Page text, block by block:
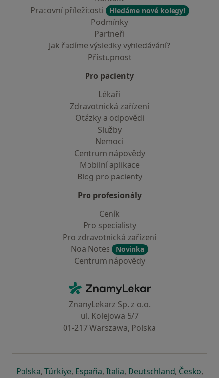
Pracovní příležitosti
Hledáme nové kolegy!
Podmínky
Partneři
Jak řadíme výsledky vyhledávání?
Přístupnost
Pro pacienty
Lékaři
Zdravotnická zařízení
Otázky a odpovědi
Služby
Nemoci
Centrum nápovědy
Mobilní aplikace
Blog pro pacienty
Pro profesionály
Ceník
Pro specialisty
Pro zdravotnická zařízení
Noa Notes
Novinka
Centrum nápovědy
ZnamyLekar - Hlavní stránka
ZnanyLekarz Sp. z o.o.
ul. Kolejowa 5/7
01-217 Warszawa, Polska
Polskase otevře v nové záložce
, Türkiyese otevře v nové záložce
, Españase otevře v nové záložce
, Italiase otevře v nové záložce
, Deutschlandse otevře v
, Českose
,